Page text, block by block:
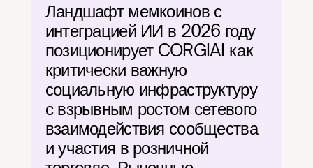
Ландшафт мемкоинов с
интеграцией ИИ в 2026 году
позиционирует CORGIAI как
критически важную
социальную инфраструктуру
с взрывным ростом сетевого
взаимодействия сообщества
и участия в розничной